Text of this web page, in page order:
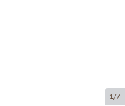
1/7